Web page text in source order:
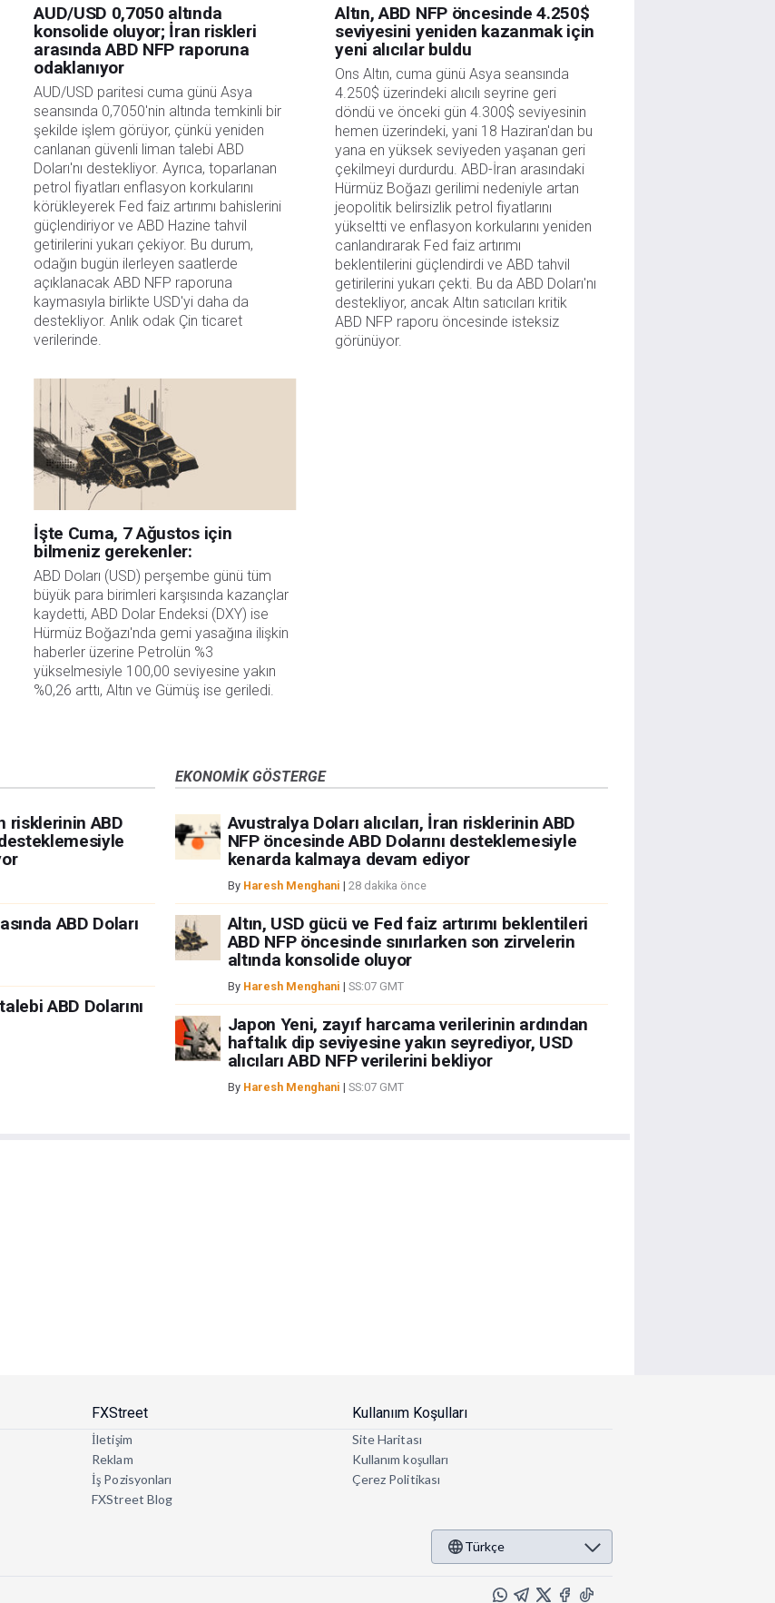
AUD/USD 0,7050 altında
konsolide oluyor; İran riskleri
arasında ABD NFP raporuna
odaklanıyor
AUD/USD paritesi cuma günü Asya
seansında 0,7050'nin altında temkinli bir
şekilde işlem görüyor, çünkü yeniden
canlanan güvenli liman talebi ABD
Doları'nı destekliyor. Ayrıca, toparlanan
petrol fiyatları enflasyon korkularını
körükleyerek Fed faiz artırımı bahislerini
güçlendiriyor ve ABD Hazine tahvil
getirilerini yukarı çekiyor. Bu durum,
odağın bugün ilerleyen saatlerde
açıklanacak ABD NFP raporuna
kaymasıyla birlikte USD'yi daha da
destekliyor. Anlık odak Çin ticaret
verilerinde.
İşte Cuma, 7 Ağustos için
bilmeniz gerekenler:
ABD Doları (USD) perşembe günü tüm
büyük para birimleri karşısında kazançlar
kaydetti, ABD Dolar Endeksi (DXY) ise
Hürmüz Boğazı'nda gemi yasağına ilişkin
haberler üzerine Petrolün %3
yükselmesiyle 100,00 seviyesine yakın
%0,26 arttı, Altın ve Gümüş ise geriledi.
Altın, ABD NFP öncesinde 4.250$
seviyesini yeniden kazanmak için
yeni alıcılar buldu
Ons Altın, cuma günü Asya seansında
4.250$ üzerindeki alıcılı seyrine geri
döndü ve önceki gün 4.300$ seviyesinin
hemen üzerindeki, yani 18 Haziran'dan bu
yana en yüksek seviyeden yaşanan geri
çekilmeyi durdurdu. ABD-İran arasındaki
Hürmüz Boğazı gerilimi nedeniyle artan
jeopolitik belirsizlik petrol fiyatlarını
yükseltti ve enflasyon korkularını yeniden
canlandırarak Fed faiz artırımı
beklentilerini güçlendirdi ve ABD tahvil
getirilerini yukarı çekti. Bu da ABD Doları'nı
destekliyor, ancak Altın satıcıları kritik
ABD NFP raporu öncesinde isteksiz
görünüyor.
risklerinin ABD
ABD Doları
ABD Dolarını
EKONOMIK GÖSTERGE
Avustralya Doları alıcıları, İran risklerinin ABD
NFP öncesinde ABD Dolarını desteklemesiyle
kenarda kalmaya devam ediyor
By Haresh Menghani | 28 dakika önce
Altın, USD gücü ve Fed faiz artırımı beklentileri
ABD NFP öncesinde sınırlarken son zirvelerin
altında konsolide oluyor
By Haresh Menghani | SS:07 GMT
Japon Yeni, zayıf harcama verilerinin ardından
haftalık dip seviyesine yakın seyrediyor, USD
alıcıları ABD NFP verilerini bekliyor
By Haresh Menghani | SS:07 GMT
FXStreet
İletişim
Reklam
İş Pozisyonları
FXStreet Blog
Kullanıım Koşulları
Site Haritası
Kullanım koşulları
Çerez Politikası
Türkçe